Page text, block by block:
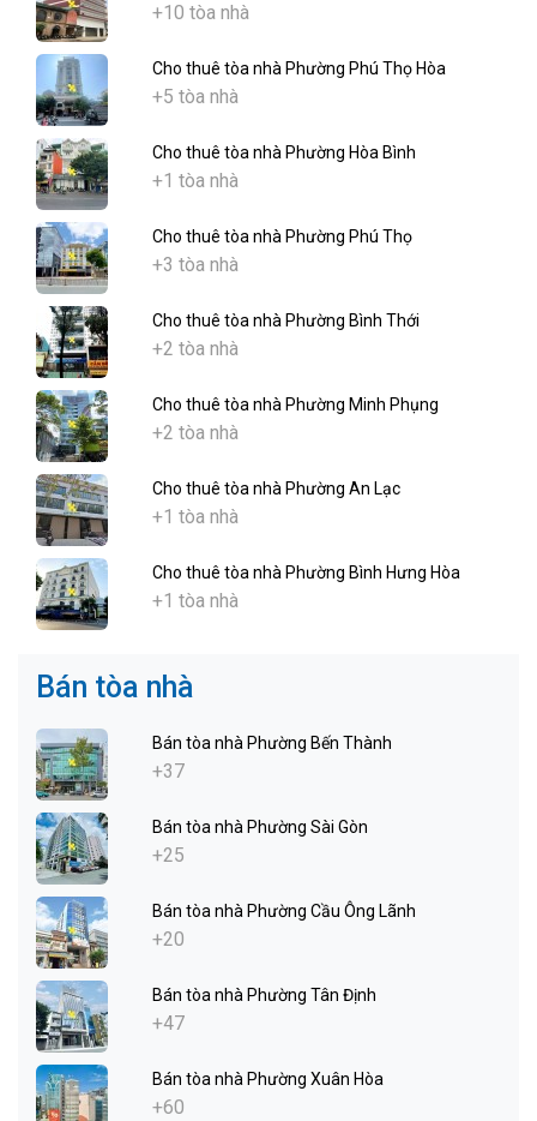
+10 tòa nhà
Cho thuê tòa nhà Phường Phú Thọ Hòa
+5 tòa nhà
Cho thuê tòa nhà Phường Hòa Bình
+1 tòa nhà
Cho thuê tòa nhà Phường Phú Thọ
+3 tòa nhà
Cho thuê tòa nhà Phường Bình Thới
+2 tòa nhà
Cho thuê tòa nhà Phường Minh Phụng
+2 tòa nhà
Cho thuê tòa nhà Phường An Lạc
+1 tòa nhà
Cho thuê tòa nhà Phường Bình Hưng Hòa
+1 tòa nhà
Bán tòa nhà
Bán tòa nhà Phường Bến Thành
+37
Bán tòa nhà Phường Sài Gòn
+25
Bán tòa nhà Phường Cầu Ông Lãnh
+20
Bán tòa nhà Phường Tân Định
+47
Bán tòa nhà Phường Xuân Hòa
+60